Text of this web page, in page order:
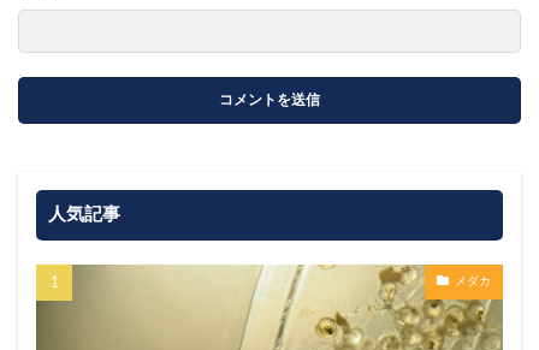
人気記事
メダカ